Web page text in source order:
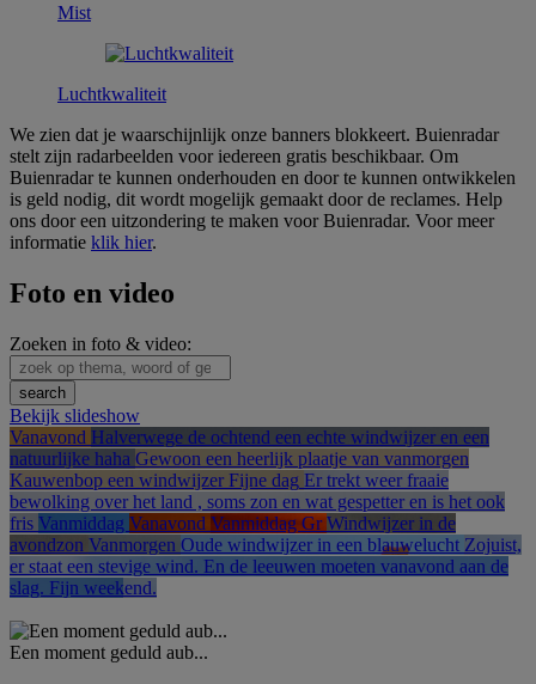
Mist
Luchtkwaliteit
We zien dat je waarschijnlijk onze banners blokkeert. Buienradar
stelt zijn radarbeelden voor iedereen gratis beschikbaar. Om
Buienradar te kunnen onderhouden en door te kunnen ontwikkelen
is geld nodig, dit wordt mogelijk gemaakt door de reclames. Help
ons door een uitzondering te maken voor Buienradar. Voor meer
informatie klik hier.
Foto en video
Zoeken in foto & video:
Bekijk slideshow
Vanavond Halverwege de ochtend een echte windwijzer en een
natuurlijke haha Gewoon een heerlijk plaatje van vanmorgen
Kauwenbop een windwijzer Fijne dag Er trekt weer fraaie
bewolking over het land , soms zon en wat gespetter en is het ook
fris Vanmiddag Vanavond Vanmiddag Gr Windwijzer in de
avondzon Vanmorgen Oude windwijzer in een blauwelucht Zojuist,
er staat een stevige wind. En de leeuwen moeten vanavond aan de
slag. Fijn weekend.
Een moment geduld aub...